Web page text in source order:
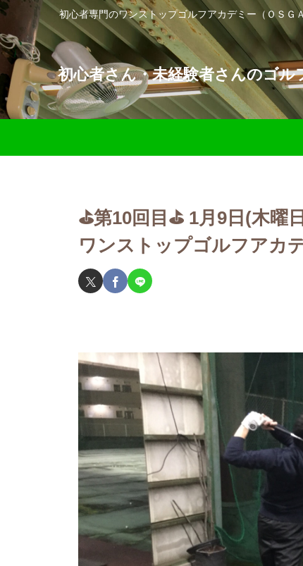
初心者専門のワンストップゴルフアカデミー（ＯＳＧ
初心者さん・未経験者さんのゴ
⛳️第10回目⛳️ 1月9日(木
ワンストップゴルフアカ